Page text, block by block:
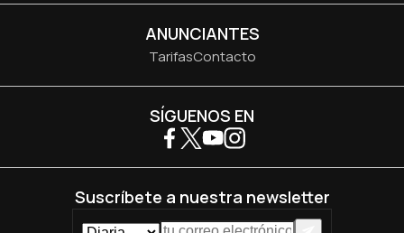
ANUNCIANTES
TarifasContacto
SÍGUENOS EN
Suscríbete a nuestra newsletter